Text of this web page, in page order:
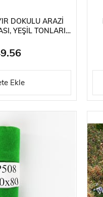
DOKULU ARAZI
YEŞIL TONLARI,
Ekle